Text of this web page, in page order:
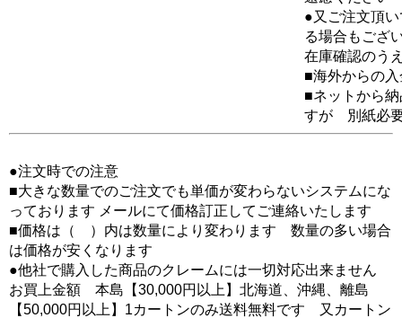
●又ご注文頂
る場合もござ
在庫確認のう
■海外からの
■ネットから
すが 別紙必
●注文時での注意
■大きな数量でのご注文でも単価が変わらないシステムにな
っております メールにて価格訂正してご連絡いたします
■価格は（ ）内は数量により変わります 数量の多い場合
は価格が安くなります
●他社で購入した商品のクレームには一切対応出来ません
お買上金額 本島【30,000円以上】北海道、沖縄、離島
【50,000円以上】1カートンのみ送料無料です 又カートン